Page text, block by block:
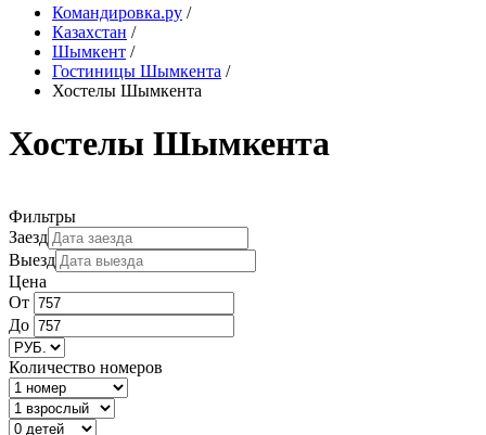
Командировка.ру /
Казахстан /
Шымкент /
Гостиницы Шымкента /
Хостелы Шымкента
Хостелы Шымкента
Фильтры
Заезд
Выезд
Цена
От
До
Количество номеров